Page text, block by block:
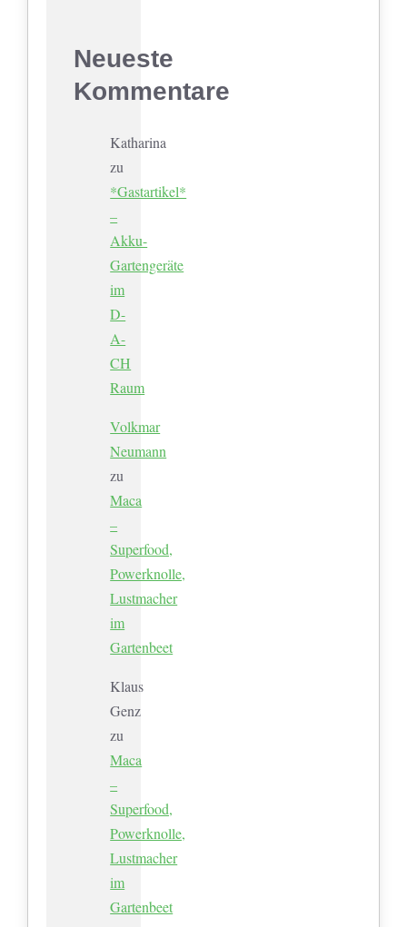
Neueste
Kommentare
Katharina
zu
*Gastartikel*
–
Akku-
Gartengeräte
im
D-
A-
CH
Raum
Volkmar
Neumann
zu
Maca
–
Superfood,
Powerknolle,
Lustmacher
im
Gartenbeet
Klaus
Genz
zu
Maca
–
Superfood,
Powerknolle,
Lustmacher
im
Gartenbeet